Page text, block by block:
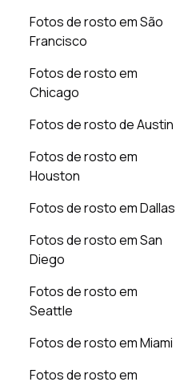
Fotos de rosto em São
Francisco
Fotos de rosto em
Chicago
Fotos de rosto de Austin
Fotos de rosto em
Houston
Fotos de rosto em Dallas
Fotos de rosto em San
Diego
Fotos de rosto em
Seattle
Fotos de rosto em Miami
Fotos de rosto em